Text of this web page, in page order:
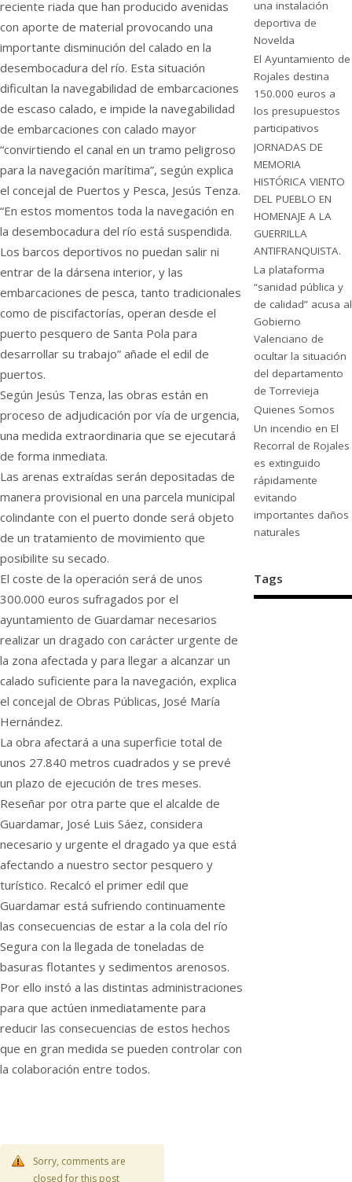
reciente riada que han producido avenidas
con aporte de material provocando una
importante disminución del calado en la
desembocadura del río. Esta situación
dificultan la navegabilidad de embarcaciones
de escaso calado, e impide la navegabilidad
de embarcaciones con calado mayor
“convirtiendo el canal en un tramo peligroso
para la navegación marítima”, según explica
el concejal de Puertos y Pesca, Jesús Tenza.
“En estos momentos toda la navegación en
la desembocadura del río está suspendida.
Los barcos deportivos no puedan salir ni
entrar de la dársena interior, y las
embarcaciones de pesca, tanto tradicionales
como de piscifactorías, operan desde el
puerto pesquero de Santa Pola para
desarrollar su trabajo” añade el edil de
puertos.
Según Jesús Tenza, las obras están en
proceso de adjudicación por vía de urgencia,
una medida extraordinaria que se ejecutará
de forma inmediata.
Las arenas extraídas serán depositadas de
manera provisional en una parcela municipal
colindante con el puerto donde será objeto
de un tratamiento de movimiento que
posibilite su secado.
El coste de la operación será de unos
300.000 euros sufragados por el
ayuntamiento de Guardamar necesarios
realizar un dragado con carácter urgente de
la zona afectada y para llegar a alcanzar un
calado suficiente para la navegación, explica
el concejal de Obras Públicas, José María
Hernández.
La obra afectará a una superficie total de
unos 27.840 metros cuadrados y se prevé
un plazo de ejecución de tres meses.
Reseñar por otra parte que el alcalde de
Guardamar, José Luis Sáez, considera
necesario y urgente el dragado ya que está
afectando a nuestro sector pesquero y
turístico. Recalcó el primer edil que
Guardamar está sufriendo continuamente
las consecuencias de estar a la cola del río
Segura con la llegada de toneladas de
basuras flotantes y sedimentos arenosos.
Por ello instó a las distintas administraciones
para que actúen inmediatamente para
reducir las consecuencias de estos hechos
que en gran medida se pueden controlar con
la colaboración entre todos.
Sorry, comments are
closed for this post
una instalación
deportiva de
Novelda
El Ayuntamiento de
Rojales destina
150.000 euros a
los presupuestos
participativos
JORNADAS DE
MEMORIA
HISTÓRICA VIENTO
DEL PUEBLO EN
HOMENAJE A LA
GUERRILLA
ANTIFRANQUISTA.
La plataforma
“sanidad pública y
de calidad” acusa al
Gobierno
Valenciano de
ocultar la situación
del departamento
de Torrevieja
Quienes Somos
Un incendio en El
Recorral de Rojales
es extinguido
rápidamente
evitando
importantes daños
naturales
Tags